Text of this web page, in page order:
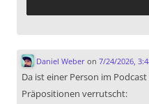
Daniel Weberon 7/24/2026,
Da ist einer Person im
Präpositionen verrutscht: